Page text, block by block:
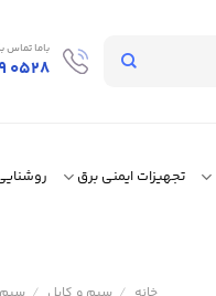
باما تماس
0528
تجهیزات ایمنی برق